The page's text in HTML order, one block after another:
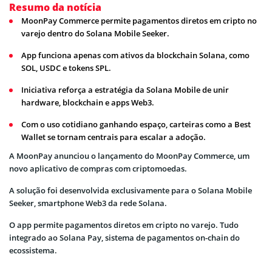
Resumo da notícia
MoonPay Commerce permite pagamentos diretos em cripto no
varejo dentro do Solana Mobile Seeker.
App funciona apenas com ativos da blockchain Solana, como
SOL, USDC e tokens SPL.
Iniciativa reforça a estratégia da Solana Mobile de unir
hardware, blockchain e apps Web3.
Com o uso cotidiano ganhando espaço, carteiras como a Best
Wallet se tornam centrais para escalar a adoção.
A MoonPay anunciou o lançamento do MoonPay Commerce, um
novo aplicativo de compras com criptomoedas.
A solução foi desenvolvida exclusivamente para o Solana Mobile
Seeker, smartphone Web3 da rede Solana.
O app permite pagamentos diretos em cripto no varejo. Tudo
integrado ao Solana Pay, sistema de pagamentos on-chain do
ecossistema.